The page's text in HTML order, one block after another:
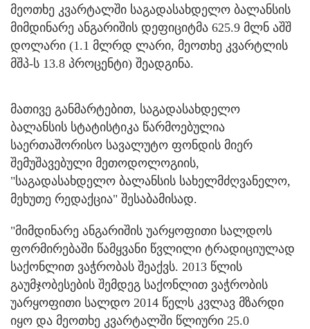
მეოთხე კვარტალში საგადასახდელო ბალანსის
მიმდინარე ანგარიშის დეფიციტმა 625.9 მლნ აშშ
დოლარი (1.1 მლრდ ლარი, მეოთხე კვარტლის
მშპ-ს 13.8 პროცენტი) შეადგინა.
მათივე განმარტებით, საგადასახდელო
ბალანსის სტატისტიკა წარმოებულია
საერთაშორისო სავალუტო ფონდის მიერ
შემუშავებული მეთოდოლოგიის,
"საგადასახდელო ბალანსის სახელმძღვანელო,
მეხუთე რედაქცია" შესაბამისად.
"მიმდინარე ანგარიშის უარყოფითი სალდოს
ფორმირებაში წამყვანი წვლილი ტრადიციულად
საქონლით ვაჭრობას შეაქვს. 2013 წლის
გაუმჯობესების შემდეგ საქონლით ვაჭრობის
უარყოფითი სალდო 2014 წელს კვლავ მზარდი
იყო და მეოთხე კვარტალში წლიური 25.0